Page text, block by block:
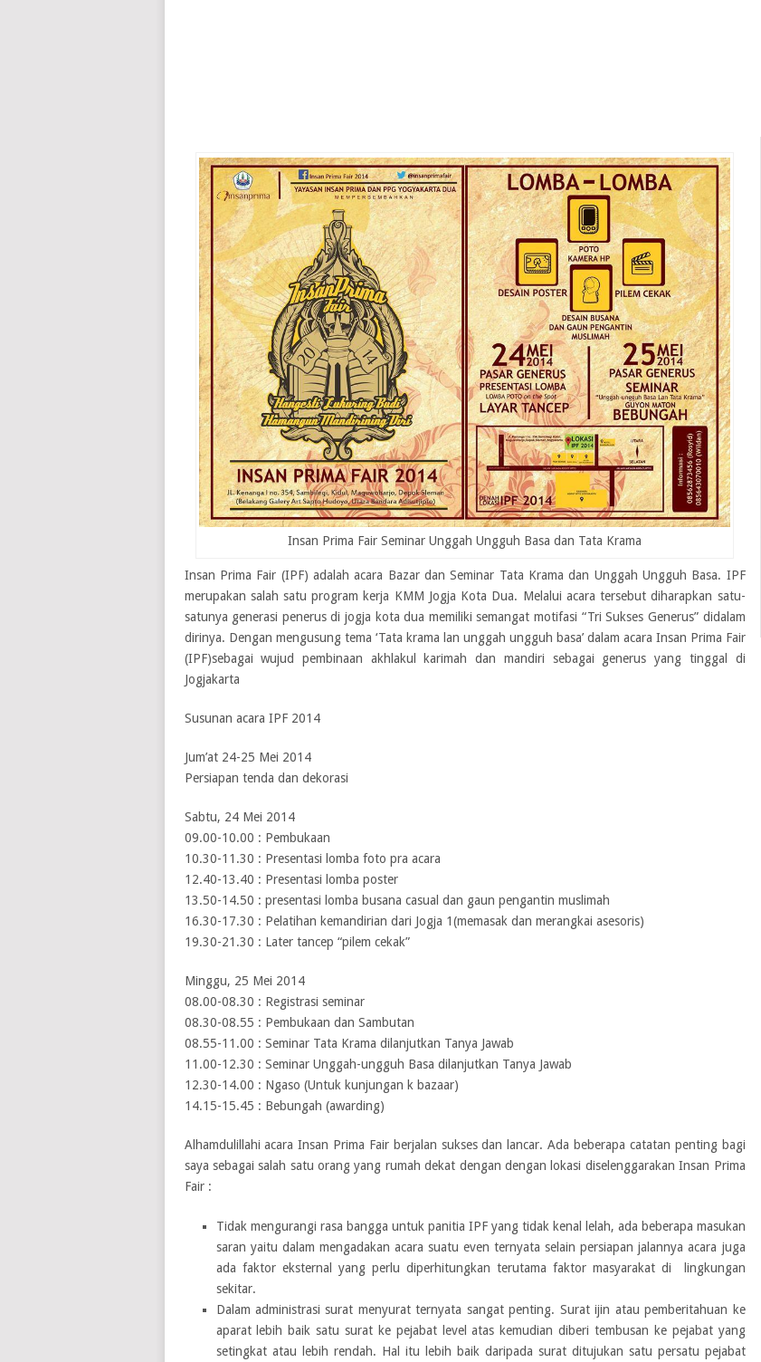
Insan Prima Fair Seminar Unggah Ungguh Basa dan Tata Krama
Insan Prima Fair (IPF) adalah acara Bazar dan Seminar Tata Krama dan Unggah Ungguh Basa. IPF
merupakan salah satu program kerja KMM Jogja Kota Dua. Melalui acara tersebut diharapkan satu-
satunya generasi penerus di jogja kota dua memiliki semangat motifasi “Tri Sukses Generus” didalam
dirinya. Dengan mengusung tema ‘Tata krama lan unggah ungguh basa’ dalam acara Insan Prima Fair
(IPF)sebagai wujud pembinaan akhlakul karimah dan mandiri sebagai generus yang tinggal di
Jogjakarta
Susunan acara IPF 2014
Jum’at 24-25 Mei 2014
Persiapan tenda dan dekorasi
Sabtu, 24 Mei 2014
09.00-10.00 : Pembukaan
10.30-11.30 : Presentasi lomba foto pra acara
12.40-13.40 : Presentasi lomba poster
13.50-14.50 : presentasi lomba busana casual dan gaun pengantin muslimah
16.30-17.30 : Pelatihan kemandirian dari Jogja 1(memasak dan merangkai asesoris)
19.30-21.30 : Later tancep “pilem cekak”
Minggu, 25 Mei 2014
08.00-08.30 : Registrasi seminar
08.30-08.55 : Pembukaan dan Sambutan
08.55-11.00 : Seminar Tata Krama dilanjutkan Tanya Jawab
11.00-12.30 : Seminar Unggah-ungguh Basa dilanjutkan Tanya Jawab
12.30-14.00 : Ngaso (Untuk kunjungan k bazaar)
14.15-15.45 : Bebungah (awarding)
Alhamdulillahi acara Insan Prima Fair berjalan sukses dan lancar. Ada beberapa catatan penting bagi
saya sebagai salah satu orang yang rumah dekat dengan dengan lokasi diselenggarakan Insan Prima
Fair :
Tidak mengurangi rasa bangga untuk panitia IPF yang tidak kenal lelah, ada beberapa masukan
saran yaitu dalam mengadakan acara suatu even ternyata selain persiapan jalannya acara juga
ada faktor eksternal yang perlu diperhitungkan terutama faktor masyarakat di lingkungan
sekitar.
Dalam administrasi surat menyurat ternyata sangat penting. Surat ijin atau pemberitahuan ke
aparat lebih baik satu surat ke pejabat level atas kemudian diberi tembusan ke pejabat yang
setingkat atau lebih rendah. Hal itu lebih baik daripada surat ditujukan satu persatu pejabat